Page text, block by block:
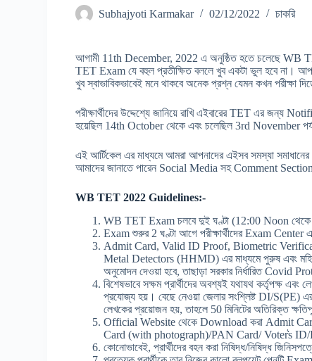
Subhajyoti Karmakar 02/12/2022 চাকরি
আগামী 11th December, 2022 এ অনুষ্ঠিত হতে চলেছে WB
TET Exam যে বহুল প্রতীক্ষিত বললে খুব একটা ভুল হবে না।
খুব স্বাভাবিকভাবেই মনে থাকবে অনেক প্রশ্ন যেমন কখন পরীক্ষা
পরীক্ষার্থীদের উদ্দেশ্যে জানিয়ে রাখি এইবারের TET এর
হয়েছিল 14th October থেকে এবং চলেছিল 3rd November
এই আর্টিকেল এর মাধ্যমে আমরা আপনাদের এইসব সমস্যা
আমাদের জানাতে পারেন Social Media সহ Comment
WB TET 2022 Guidelines:-
WB TET Exam চলবে দুই ঘণ্টা (12:00 Noon
Exam শুরুর 2 ঘণ্টা আগে পরীক্ষার্থীদের Exam Center
Admit Card, Valid ID Proof, Biometric
Metal Detectors (HHMD) এর মাধ্যমে পুরুষ এবং
অনুমোদন দেওয়া হবে, তাছাড়া সরকার নির্ধারিত Covid
বিশেষভাবে সক্ষম প্রার্থীদের অবশ্যই যথাযথ কর্তৃপক্ষ
প্রযোজ্য হয়। বেছে নেওয়া জেলার সংশ্লিষ্ট DI/S(PE)
লেখকের প্রয়োজন হয়, তাহলে 50 মিনিটের অতিরিক্ত
Official Website থেকে Download করা Admit
Card (with photograph)/PAN Card/ Voter͛s ID/
কোনোভাবেই, প্রার্থীদের বহন করা নিষিদ্ধ/নিষিদ্ধ